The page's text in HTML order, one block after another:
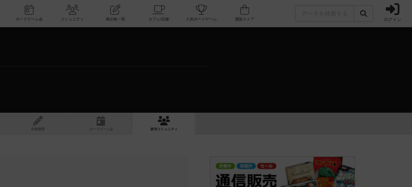
新着レビュー ボードゲーム会 コミュニティ 掲示板一覧 カフェ/店舗 人気ボードゲーム ログイン
投稿履歴 ボ ドゲ ーム 参加 コミュニティ